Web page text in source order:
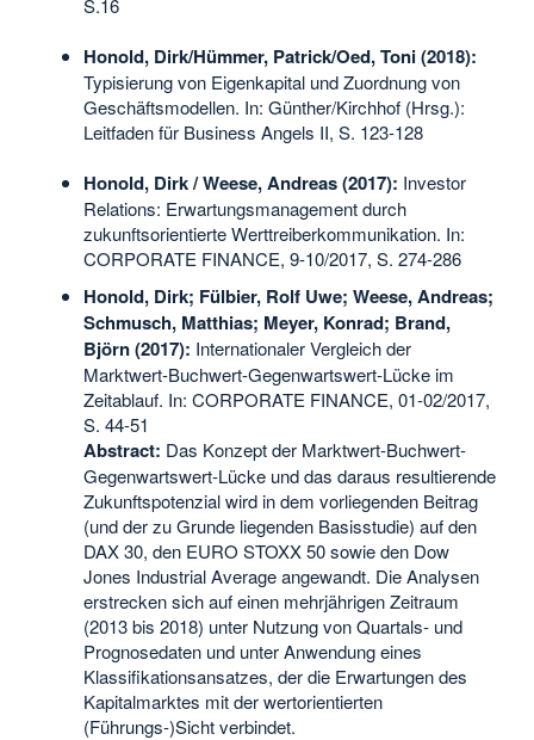
Honold, Dirk/Hümmer, Patrick/Oed, Toni (2018):
Typisierung von Eigenkapital und Zuordnung von
Geschäftsmodellen. In: Günther/Kirchhof (Hrsg.):
Leitfaden für Business Angels II, S. 123-128
Honold, Dirk / Weese, Andreas (2017): Investor
Relations: Erwartungsmanagement durch
zukunftsorientierte Werttreiberkommunikation. In:
CORPORATE FINANCE, 9-10/2017, S. 274-286
Honold, Dirk; Fülbier, Rolf Uwe; Weese, Andreas;
Schmusch, Matthias; Meyer, Konrad; Brand,
Björn (2017): Internationaler Vergleich der
Marktwert-Buchwert-Gegenwartswert-Lücke im
Zeitablauf. In: CORPORATE FINANCE, 01-02/2017,
S. 44-51
Abstract: Das Konzept der Marktwert-Buchwert-
Gegenwartswert-Lücke und das daraus resultierende
Zukunftspotenzial wird in dem vorliegenden Beitrag
(und der zu Grunde liegenden Basisstudie) auf den
DAX 30, den EURO STOXX 50 sowie den Dow
Jones Industrial Average angewandt. Die Analysen
erstrecken sich auf einen mehrjährigen Zeitraum
(2013 bis 2018) unter Nutzung von Quartals- und
Prognosedaten und unter Anwendung eines
Klassifikationsansatzes, der die Erwartungen des
Kapitalmarktes mit der wertorientierten
(Führungs-)Sicht verbindet.